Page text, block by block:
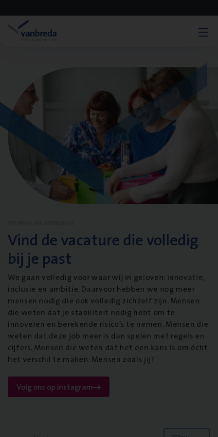
Vind de vacature die volledig
bij je past
We gaan volledig voor waar wij in geloven: innovatie,
inclusie en ambitie. Daarvoor hebben we nog meer
mensen nodig die ook volledig zichzelf zijn. Mensen
die weten dat je stabiliteit nodig hebt om te
innoveren en berekende risico’s te nemen. Mensen die
weten dat deze job meer is dan spelen met regels en
cijfers. Mensen die weten dat het een kans is om écht
het verschil te maken. Mensen zoals jij?
Volg ons op instagram